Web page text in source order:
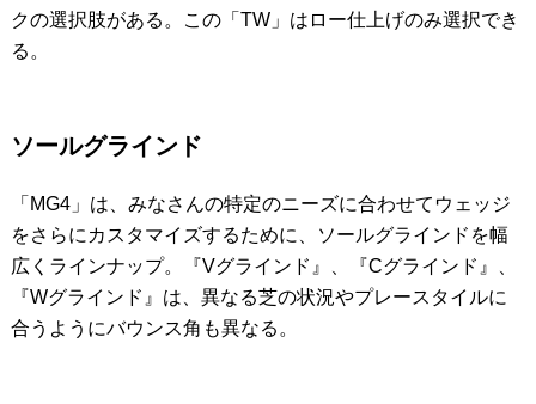
クの選択肢がある。この「TW」はロー仕上げのみ選択でき
る。
ソールグラインド
「MG4」は、みなさんの特定のニーズに合わせてウェッジ
をさらにカスタマイズするために、ソールグラインドを幅
広くラインナップ。『Vグラインド』、『Cグラインド』、
『Wグラインド』は、異なる芝の状況やプレースタイルに
合うようにバウンス角も異なる。